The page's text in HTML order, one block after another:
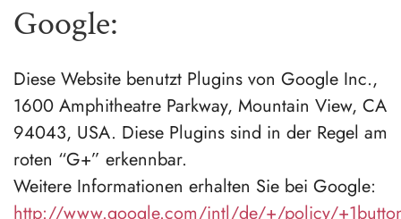
Google:
Diese Website benutzt Plugins von Google Inc.,
1600 Amphitheatre Parkway, Mountain View, CA
94043, USA. Diese Plugins sind in der Regel am
roten “G+” erkennbar.
Weitere Informationen erhalten Sie bei Google:
http://www.google.com/intl/de/+/policy/